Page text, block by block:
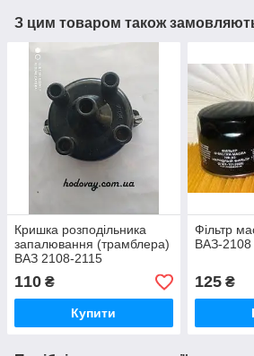
З цим товаром також
Кришка розподільника
запалювання (трамблера)
ВАЗ 2108-2115
110 ₴
Купити
Фільтр
ВАЗ-2108
125₴